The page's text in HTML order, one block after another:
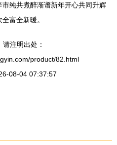
纯共煮醉渐谱新年开心共同升辉
富全新暖。
注明出处：
product/82.html
08-04 07:37:57